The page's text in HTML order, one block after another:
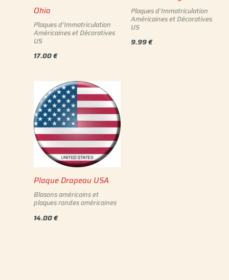
Ohio
Plaques d'Immatriculation
Américaines et Décoratives
US
17.00€
Plaques d'Immatriculation
Américaines et Décoratives
US
9.99€
Plaque Drapeau USA
Blasons américains et
plaques rondes américaines
14.00€